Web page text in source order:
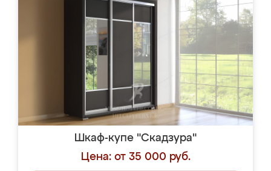
Шкаф-купе "Скадзура"
Цена: от 35 000 руб.